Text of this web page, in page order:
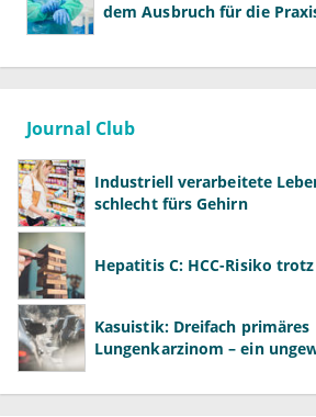
dem Ausbruch für die
Journal Club
Industriell verarbeitete
schlecht fürs Gehirn
Hepatitis C: HCC-Risiko
Kasuistik: Dreifach primäres
Lungenkarzinom – ein